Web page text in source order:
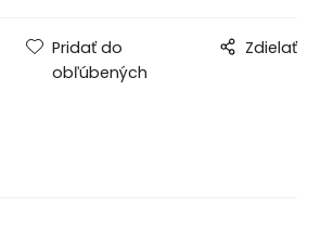
Pridať do
obľúbených
Zdielať